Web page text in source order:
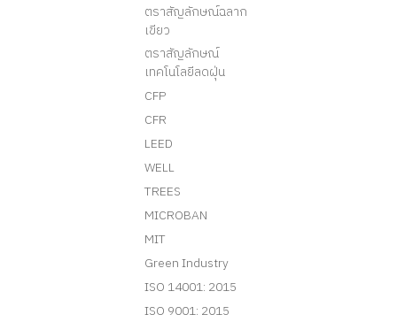
ตราสัญลักษณ์ฉลาก
เขียว
ตราสัญลักษณ์
เทคโนโลยีลดฝุ่น
CFP
CFR
LEED
WELL
TREES
MICROBAN
MIT
Green Industry
ISO 14001: 2015
ISO 9001: 2015